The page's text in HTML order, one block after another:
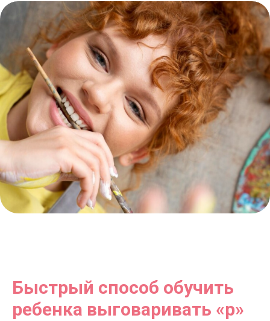
Быстрый способ обучить
ребенка выговаривать «р»